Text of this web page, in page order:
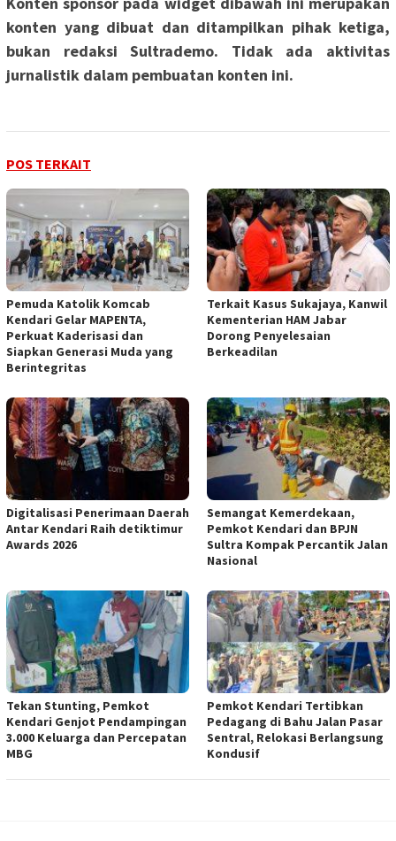
konten yang dibuat dan ditampilkan pihak ketiga,
bukan redaksi Sultrademo. Tidak ada aktivitas
jurnalistik dalam pembuatan konten ini.
POS TERKAIT
Pemuda Katolik Komcab
Kendari Gelar MAPENTA,
Perkuat Kaderisasi dan
Siapkan Generasi Muda yang
Berintegritas
‎Terkait Kasus Sukajaya, Kanwil
Kementerian HAM Jabar
‎Dorong Penyelesaian
Berkeadilan
Digitalisasi Penerimaan Daerah
Antar Kendari Raih detiktimur
Awards 2026
Semangat Kemerdekaan,
Pemkot Kendari dan BPJN
Sultra Kompak Percantik Jalan
Nasional
Tekan Stunting, Pemkot
Kendari Genjot Pendampingan
3.000 Keluarga dan Percepatan
MBG
Pemkot Kendari Tertibkan
Pedagang di Bahu Jalan Pasar
Sentral, Relokasi Berlangsung
Kondusif